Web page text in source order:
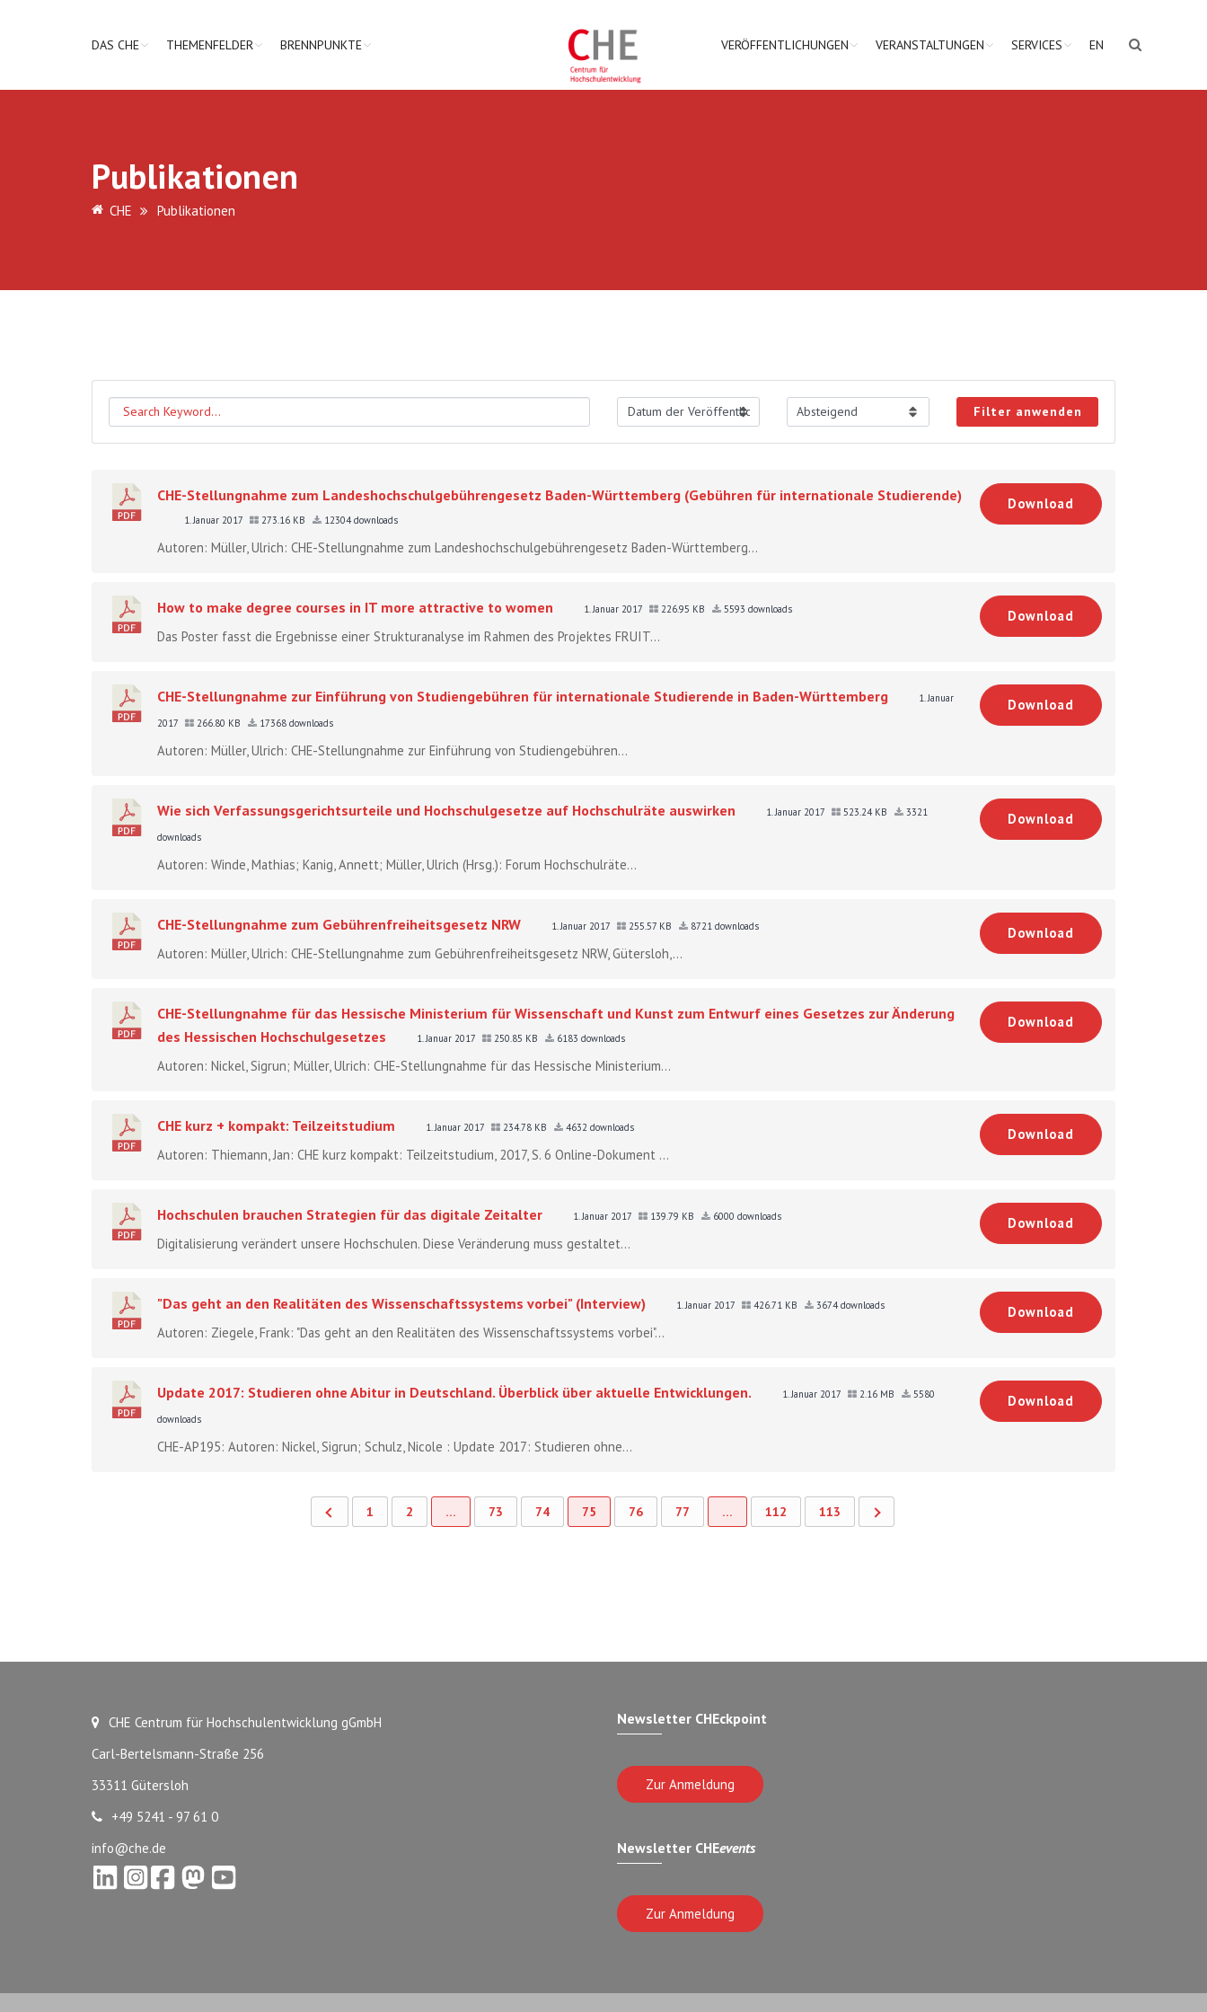
DAS CHE THEMENFELDER BRENNPUNKTE VERÖFFENTLICHUNGEN VERANSTALTUNGEN SERVICES EN
Publikationen
CHE Publikationen
Filter anwenden
CHE-Stellungnahme zum Landeshochschulgebührengesetz Baden-Württemberg (Gebühren für internationale Studierende)
1. Januar 2017 273.16 KB 12304 downloads
Autoren: Müller, Ulrich: CHE-Stellungnahme zum Landeshochschulgebührengesetz Baden-Württemberg...
Download
How to make degree courses in IT more attractive to women 1. Januar 2017 226.95 KB 5593 downloads
Das Poster fasst die Ergebnisse einer Strukturanalyse im Rahmen des Projektes FRUIT...
Download
CHE-Stellungnahme zur Einführung von Studiengebühren für internationale Studierende in Baden-Württemberg
1. Januar
2017
266.80 KB 17368 downloads
Autoren: Müller, Ulrich: CHE-Stellungnahme zur Einführung von Studiengebühren...
Download
Wie sich Verfassungsgerichtsurteile und Hochschulgesetze auf Hochschulräte auswirken 1. Januar 2017 523.24 KB
3321
downloads
Autoren: Winde, Mathias; Kanig, Annett; Müller, Ulrich (Hrsg.): Forum Hochschulräte...
Download
CHE-Stellungnahme zum Gebührenfreiheitsgesetz NRW 1. Januar 2017 255.57 KB 8721 downloads
Autoren: Müller, Ulrich: CHE-Stellungnahme zum Gebührenfreiheitsgesetz NRW, Gütersloh,...
Download
CHE-Stellungnahme für das Hessische Ministerium für Wissenschaft und Kunst zum Entwurf eines Gesetzes zur Änderung
des Hessischen Hochschulgesetzes
1. Januar 2017 250.85 KB 6183 downloads
Autoren: Nickel, Sigrun; Müller, Ulrich: CHE-Stellungnahme für das Hessische Ministerium...
Download
CHE kurz + kompakt: Teilzeitstudium 1. Januar 2017 234.78 KB 4632 downloads
Autoren: Thiemann, Jan: CHE kurz kompakt: Teilzeitstudium, 2017, S. 6 Online-Dokument ...
Download
Hochschulen brauchen Strategien für das digitale Zeitalter 1. Januar 2017 139.79 KB 6000 downloads
Digitalisierung verändert unsere Hochschulen. Diese Veränderung muss gestaltet...
Download
"Das geht an den Realitäten des Wissenschaftssystems vorbei" (Interview) 1. Januar 2017 426.71 KB 3674 downloads
Autoren: Ziegele, Frank: "Das geht an den Realitäten des Wissenschaftssystems vorbei"...
Download
Update 2017: Studieren ohne Abitur in Deutschland. Überblick über aktuelle Entwicklungen. 1. Januar 2017 2.16 MB
5580
downloads
CHE-AP195: Autoren: Nickel, Sigrun; Schulz, Nicole : Update 2017: Studieren ohne...
Download
1 2 … 73 74 75 76 77 … 112 113
CHE Centrum für Hochschulentwicklung gGmbH
Carl-Bertelsmann-Straße 256
33311 Gütersloh
+49 5241 - 97 61 0
info@che.de
Newsletter CHEckpoint
Zur Anmeldung
Newsletter CHEevents
Zur Anmeldung